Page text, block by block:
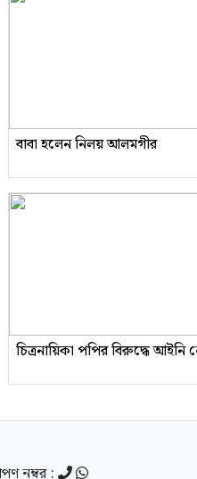
বাবা হলেন নিলয় আলমগীর
চিত্রনায়িকা পপির বিরুদ্ধে আইনি
নম্বর :